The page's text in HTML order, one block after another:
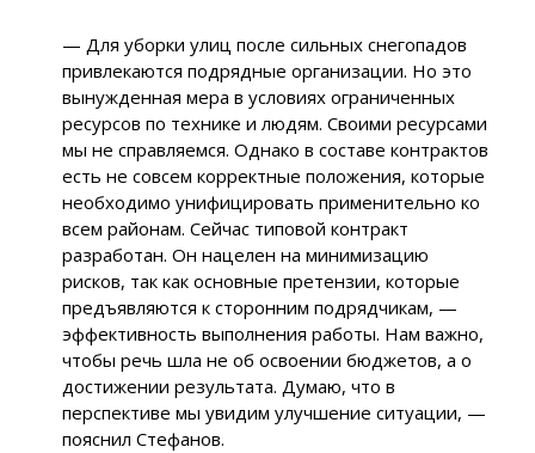
— Для уборки улиц после сильных снегопадов
привлекаются подрядные организации. Но это
вынужденная мера в условиях ограниченных
ресурсов по технике и людям. Своими ресурсами
мы не справляемся. Однако в составе контрактов
есть не совсем корректные положения, которые
необходимо унифицировать применительно ко
всем районам. Сейчас типовой контракт
разработан. Он нацелен на минимизацию
рисков, так как основные претензии, которые
предъявляются к сторонним подрядчикам, —
эффективность выполнения работы. Нам важно,
чтобы речь шла не об освоении бюджетов, а о
достижении результата. Думаю, что в
перспективе мы увидим улучшение ситуации, —
пояснил Стефанов.